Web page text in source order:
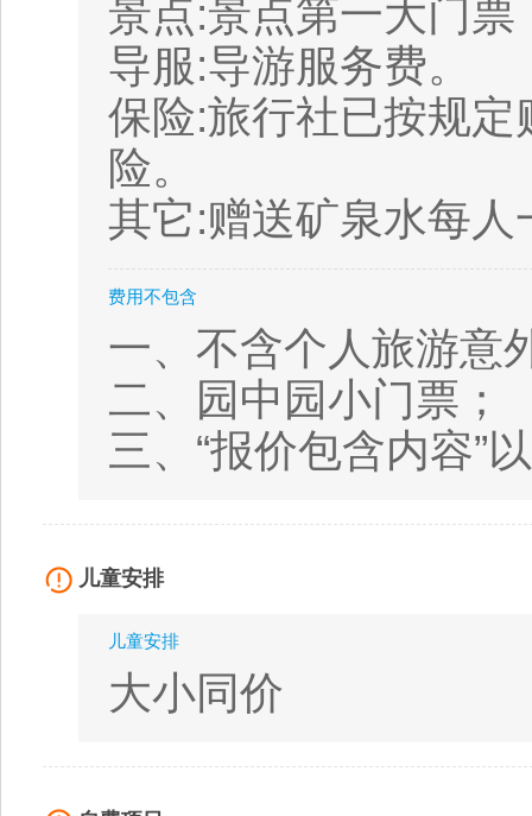
景点:景点第一大门
导服:导游服务费。
保险:旅行社已按规
险。
其它:赠送矿泉水每人
费用不包含
一、不含个人旅游意
二、园中园小门票；
三、“报价包含内容”
儿童安排
儿童安排
大小同价